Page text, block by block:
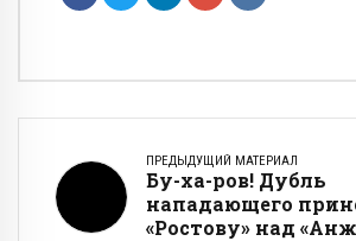
ПРЕДЫДУЩИЙ МАТЕРИАЛ
Бу-ха-ров! Дубль
нападающего
«Ростову» над